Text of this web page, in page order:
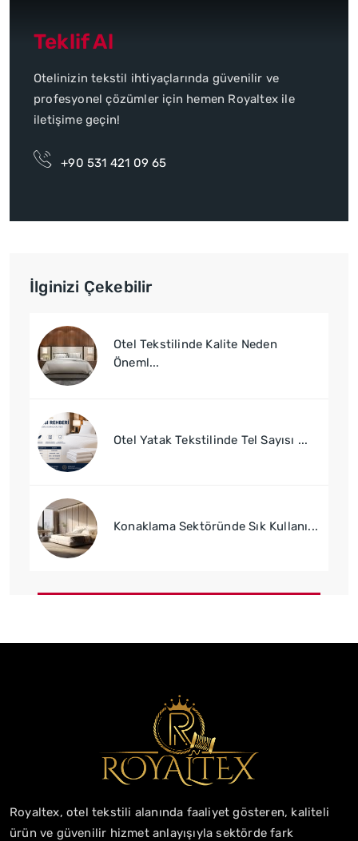
Teklif Al
Otelinizin tekstil ihtiyaçlarında güvenilir ve
profesyonel çözümler için hemen Royaltex ile
iletişime geçin!
+90 531 421 09 65
İlginizi Çekebilir
Otel Tekstilinde Kalite Neden
Öneml...
Otel Yatak Tekstilinde Tel Sayısı ...
Konaklama Sektöründe Sık Kullanı...
Royaltex, otel tekstili alanında faaliyet gösteren, kaliteli
ürün ve güvenilir hizmet anlayışıyla sektörde fark